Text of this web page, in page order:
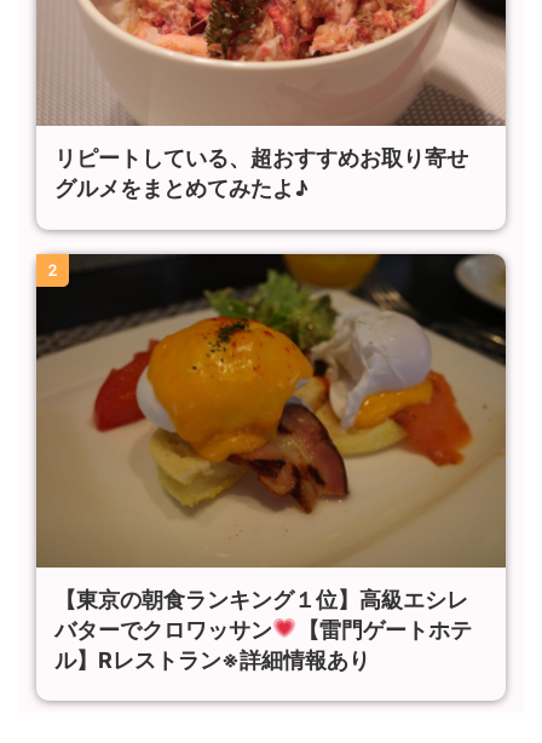
リピートしている、超おすすめお取り寄せ
グルメをまとめてみたよ♪
2
【東京の朝食ランキング１位】高級エシレ
バターでクロワッサン
【雷門ゲートホテ
ル】Rレストラン※詳細情報あり